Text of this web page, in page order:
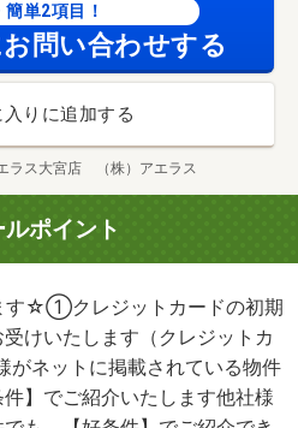
簡単2項目！
問い合わせする
りに追加する
ラス大宮店 （株）アエラス
ルポイント
す☆①クレジットカードの初期
けいたします（クレジットカ
ネットに掲載されている物件
】でご紹介いたします他社様